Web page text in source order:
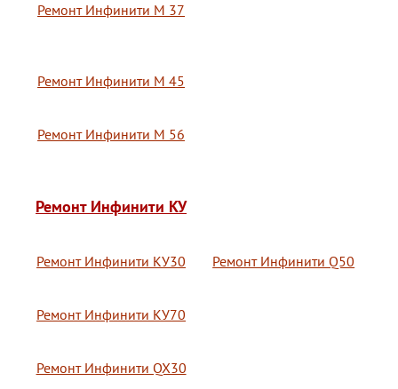
Ремонт Инфинити М 37
Ремонт Инфинити М 45
Ремонт Инфинити М 56
Ремонт Инфинити КУ
Ремонт Инфинити КУ30 Ремонт Инфинити Q50
Ремонт Инфинити КУ70
Ремонт Инфинити QX30